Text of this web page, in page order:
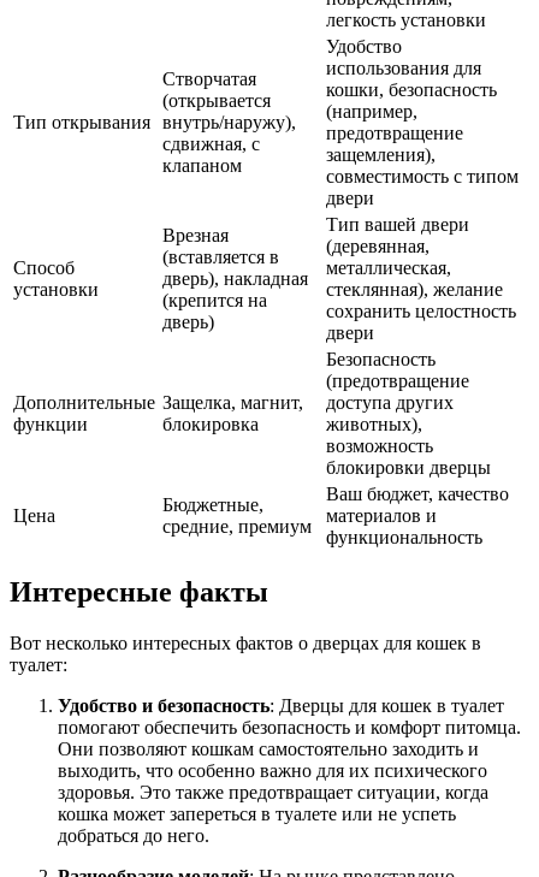
легкость установки
Тип открывания
Створчатая
(открывается
внутрь/наружу),
сдвижная, с
клапаном
Удобство
использования для
кошки, безопасность
(например,
предотвращение
защемления),
совместимость с типом
двери
Способ
установки
Врезная
(вставляется в
дверь), накладная
(крепится на
дверь)
Тип вашей двери
(деревянная,
металлическая,
стеклянная), желание
сохранить целостность
двери
Дополнительные
функции
Защелка, магнит,
блокировка
Безопасность
(предотвращение
доступа других
животных),
возможность
блокировки дверцы
Цена
Бюджетные,
средние, премиум
Ваш бюджет, качество
материалов и
функциональность
Интересные факты
Вот несколько интересных фактов о дверцах для кошек в
туалет:
Удобство и безопасность: Дверцы для кошек в туалет
помогают обеспечить безопасность и комфорт питомца.
Они позволяют кошкам самостоятельно заходить и
выходить, что особенно важно для их психического
здоровья. Это также предотвращает ситуации, когда
кошка может запереться в туалете или не успеть
добраться до него.